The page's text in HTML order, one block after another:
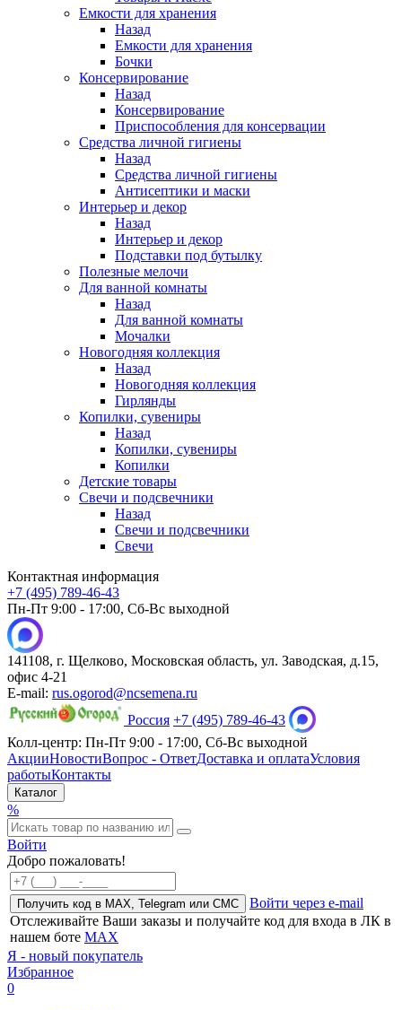
Емкости для хранения
Назад
Емкости для хранения
Бочки
Консервирование
Назад
Консервирование
Приспособления для консервации
Средства личной гигиены
Назад
Средства личной гигиены
Антисептики и маски
Интерьер и декор
Назад
Интерьер и декор
Подставки под бутылку
Полезные мелочи
Для ванной комнаты
Назад
Для ванной комнаты
Мочалки
Новогодняя коллекция
Назад
Новогодняя коллекция
Гирлянды
Копилки, сувениры
Назад
Копилки, сувениры
Копилки
Детские товары
Свечи и подсвечники
Назад
Свечи и подсвечники
Свечи
Контактная информация
+7 (495) 789-46-43
Пн-Пт 9:00 - 17:00, Сб-Вс выходной
141108, г. Щелково, Московская область, ул. Заводская, д.15,
офис 4-21
E-mail: rus.ogorod@ncsemena.ru
Россия +7 (495) 789-46-43
Колл-центр: Пн-Пт 9:00 - 17:00, Сб-Вс выходной
АкцииНовостиВопрос - ОтветДоставка и оплатаУсловия
работыКонтакты
Каталог
%
Войти
Добро пожаловать!
Получить код в MAX, Telegram или СМС
Войти через e-mail
Отслеживайте Ваши заказы и получайте код для входа в ЛК в
нашем боте MAX
Я - новый покупатель
Избранное
0